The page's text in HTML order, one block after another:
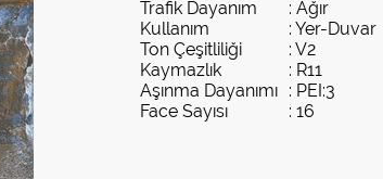
Trafik Dayanım
: Ağır
Kullanım
: Yer-Duvar
Ton Çeşitliliği
: V2
Kaymazlık
: R11
Aşınma Dayanımı : PEI:3
Face Sayısı
: 16